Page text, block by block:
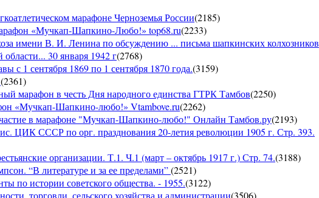
марафоне Черноземья России(2185)
«Мучкап-Шапкино-Любо!» top68.ru(2233)
имени В. И. Ленина по обсуждению ... письма шапкинских колхозников
30 января 1942 г(2768)
с 1 сентября 1869 по 1 сентября 1870 года.(3159)
(2361)
марафон в честь Дня народного единства ГТРК Тамбов(2250)
«Мучкап-Шапкино-любо!» Vtambove.ru(2262)
в марафоне "Мучкап-Шапкино-любо!" Онлайн Тамбов.ру(2193)
ЦИК СССР по орг. празднования 20-летия революции 1905 г. Стр. 393.
организации. Т.1. Ч.1 (март – октябрь 1917 г.) Стр. 74.(3188)
“В литературе и за ее пределами”(2521)
по истории советского общества. - 1955.(3122)